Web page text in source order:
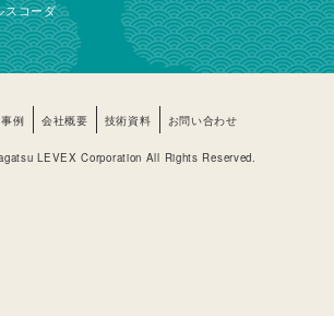
スコーダ
例 会社概要 技術資料 お問い合わせ
LEVEX Corporation All Rights Reserved.